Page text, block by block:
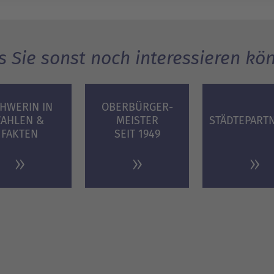
Sie sonst noch interessieren
IN
&
FAKTEN
OBERBÜRGER­
MEISTER
SEIT 1949